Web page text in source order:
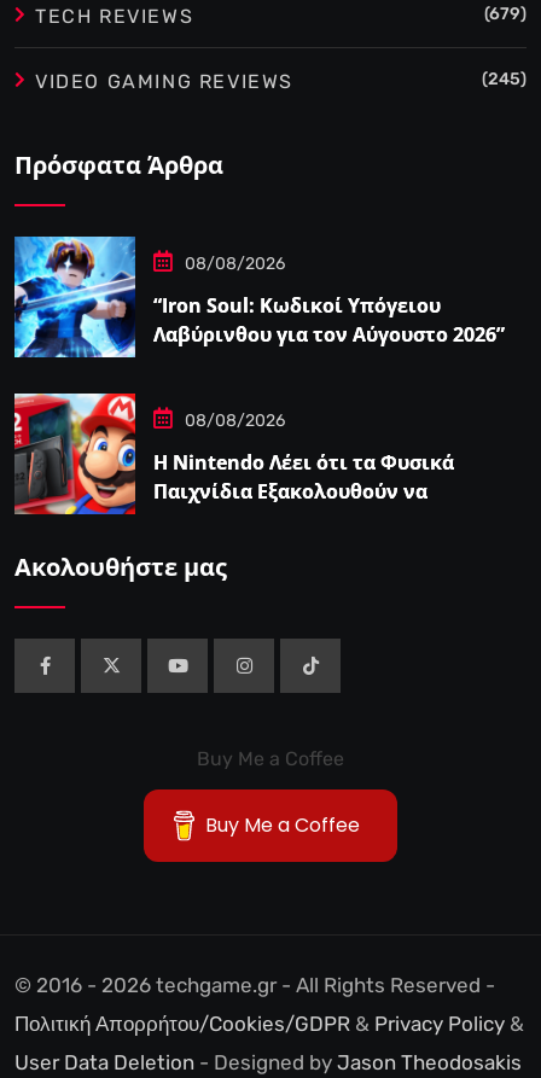
TECH REVIEWS (679)
VIDEO GAMING REVIEWS (245)
Πρόσφατα Άρθρα
08/08/2026
“Iron Soul: Κωδικοί Υπόγειου
Λαβύρινθου για τον Αύγουστο 2026”
08/08/2026
Η Nintendo Λέει ότι τα Φυσικά
Παιχνίδια Εξακολουθούν να
Ακολουθήστε μας
Buy Me a Coffee
Buy Me a Coffee
© 2016 - 2026 techgame.gr - All Rights Reserved -
Πολιτική Απορρήτου/Cookies/GDPR & Privacy Policy &
User Data Deletion - Designed by Jason Theodosakis